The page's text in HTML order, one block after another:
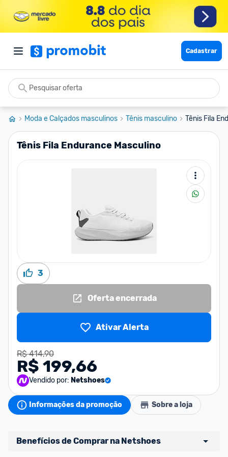
Cadastrar
Moda e Calçados masculinos Tênis masculino Tênis Fila
Tênis Fila Endurance Masculino
3
Oferta encerrada
Ativar Alerta
R$ 414,90
R$ 199,66
Vendido por: Netshoes
Informações da promoção Sobre a loja
Benefícios de Comprar na Netshoes